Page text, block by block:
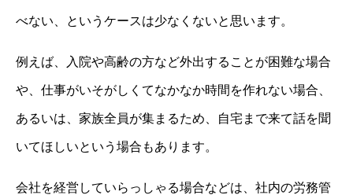
べない、というケースは少なくないと思います。
例えば、入院や高齢の方など外出することが困難な場合
や、仕事がいそがしくてなかなか時間を作れない場合、
あるいは、家族全員が集まるため、自宅まで来て話を聞
いてほしいという場合もあります。
会社を経営していらっしゃる場合などは、社内の労務管